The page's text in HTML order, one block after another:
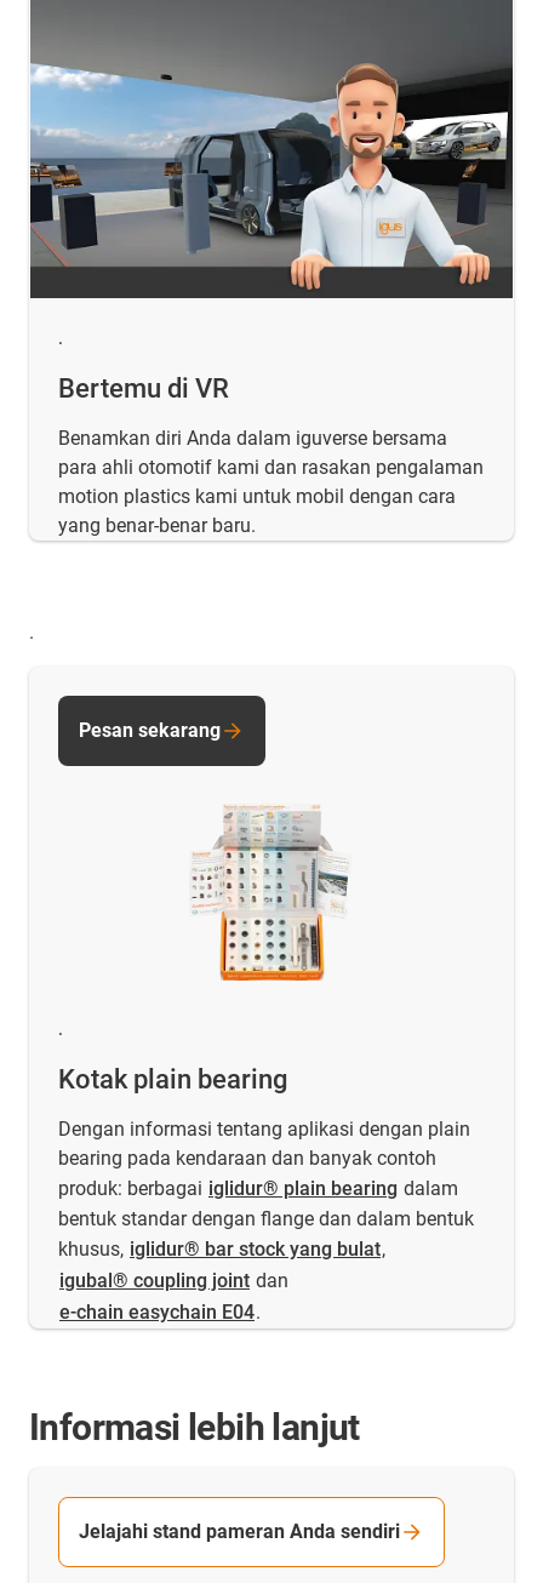
.
Bertemu di VR
Benamkan diri Anda dalam iguverse bersama
para ahli otomotif kami dan rasakan pengalaman
motion plastics kami untuk mobil dengan cara
yang benar-benar baru.
.
.
Kotak plain bearing
Dengan informasi tentang aplikasi dengan plain
bearing pada kendaraan dan banyak contoh
produk: berbagai iglidur® plain bearing dalam
bentuk standar dengan flange dan dalam bentuk
khusus, iglidur® bar stock yang bulat,
igubal® coupling joint dan
e-chain easychain E04.
Pesan sekarang
Informasi lebih lanjut
Jelajahi stand pameran Anda sendiri